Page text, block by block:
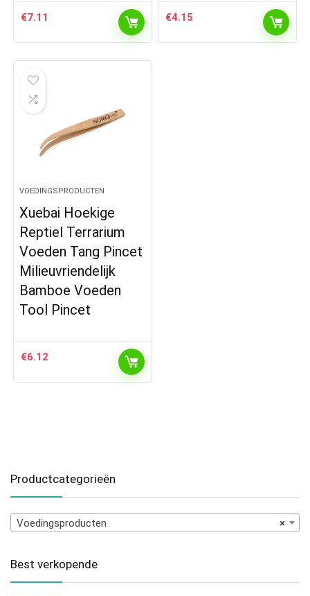
€7.11 €4.15
VOEDINGSPRODUCTEN
Xuebai Hoekige
Reptiel Terrarium
Voeden Tang Pincet
Milieuvriendelijk
Bamboe Voeden
Tool Pincet
€6.12
Productcategorieën
×
Voedingsproducten
Best verkopende